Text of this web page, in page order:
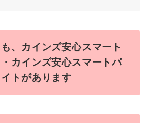
、カインズ安心スマート
カインズ安心スマートパ
トがあります